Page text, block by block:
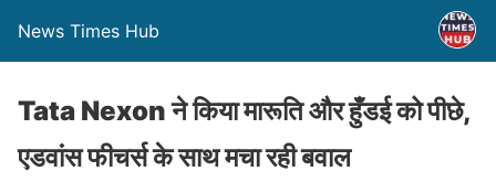
News Times Hub
Tata Nexon ने किया मारूति और हुँडई को पीछे,
एडवांस फीचर्स के साथ मचा रही बवाल